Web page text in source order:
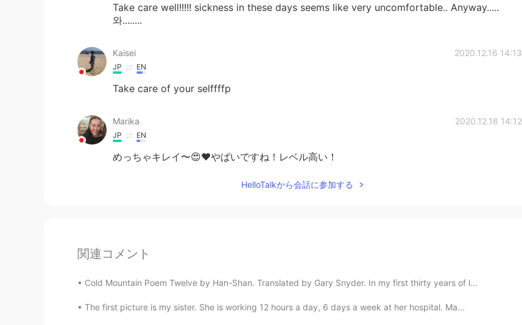
Take care well!!!!! sickness in these days seems like very uncomfortable.. Anyway.....
와........
Kaisei 2020.12.16 14:13
JP EN
Take care of your selffffp
Marika 2020.12.16 14:12
JP EN
めっちゃキレイ〜😍❤️やばいですね！レベル高い！
HelloTalkから会話に参加する
関連コメント
Cold Mountain Poem Twelve by Han-Shan. Translated by Gary Snyder. In my first thirty years of l...
The first picture is my sister. She is working 12 hours a day, 6 days a week at her hospital. Ma...